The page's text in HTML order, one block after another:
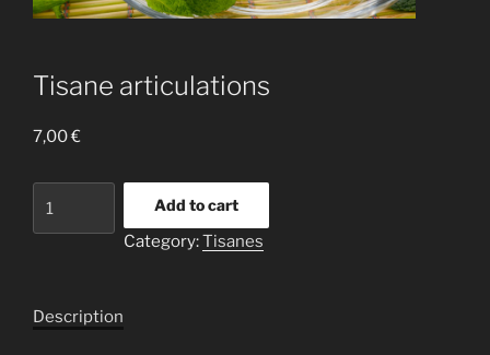
Tisane articulations
7,00€
Add to cart
Category:Tisanes
Description